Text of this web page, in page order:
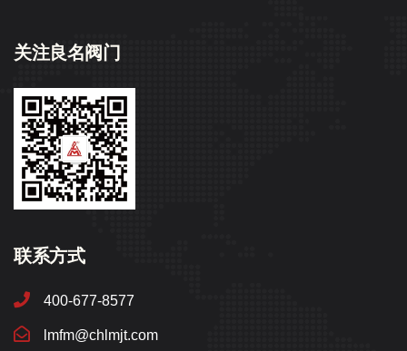
关注良名阀门
联系方式
400-677-8577
lmfm@chlmjt.com